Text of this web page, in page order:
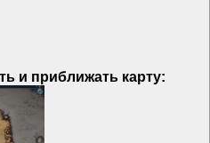
и приближать карту: